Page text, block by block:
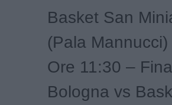
Basket San
(Pala Mannucci)
Ore 11:30 –
Bologna vs